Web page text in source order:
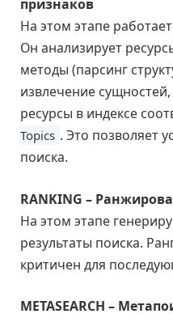
признаков
На этом этапе работает
Он анализирует
методы (парсинг
извлечение
ресурсы в индексе
Topics . Это позволяет
поиска.
RANKING –
На этом этапе
результаты поиска.
критичен для
METASEARCH –